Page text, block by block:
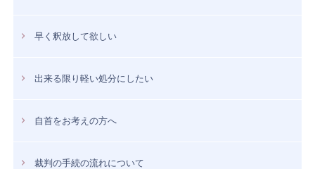
早く釈放して欲しい
出来る限り軽い処分にしたい
自首をお考えの方へ
裁判の手続の流れについて